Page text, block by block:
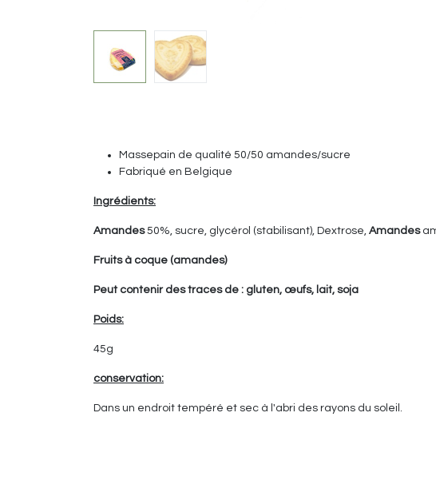
Massepain de qualité 50/50 amandes/sucre
Fabriqué en Belgique
Ingrédients:
Amandes50%, sucre, glycérol (stabilisant), Dextrose, Amandes
Fruits à coque (amandes)
Peut contenir des traces de : gluten, œufs, lait, soja
Poids:
45g
conservation:
Dans un endroit tempéré et sec à l'abri des rayons du soleil.